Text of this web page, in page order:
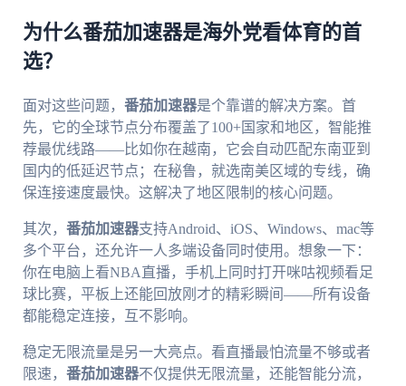
为什么番茄加速器是海外党看体育的首
选？
面对这些问题， 番茄加速器是个靠谱的解决方案。首
先，它的全球节点分布覆盖了100+国家和地区，智能推
荐最优线路——比如你在越南，它会自动匹配东南亚到
国内的低延迟节点；在秘鲁，就选南美区域的专线，确
保连接速度最快。这解决了地区限制的核心问题。
其次， 番茄加速器支持Android、iOS、Windows、mac等
多个平台，还允许一人多端设备同时使用。想象一下：
你在电脑上看NBA直播，手机上同时打开咪咕视频看足
球比赛，平板上还能回放刚才的精彩瞬间——所有设备
都能稳定连接，互不影响。
稳定无限流量是另一大亮点。看直播最怕流量不够或者
限速， 番茄加速器不仅提供无限流量，还能智能分流，